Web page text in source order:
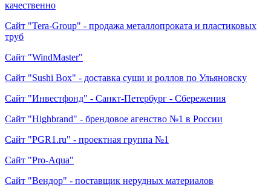
качественно
Сайт "Tera-Group" - продажа металлопроката и пластиковых
труб
Сайт "WindMaster"
Сайт "Sushi Box" - доставка суши и роллов по Ульяновску
Сайт "Инвестфонд" - Санкт-Петербург - Сбережения
Сайт "Highbrand" - брендовое агенство №1 в России
Сайт "PGR1.ru" - проектная группа №1
Сайт "Pro-Aqua"
Сайт "Вендор" - поставщик нерудных материалов